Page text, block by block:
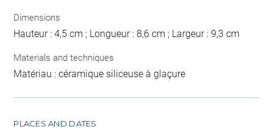
Dimensions
Hauteur : 4,5 cm ; Longueur : 8,6 cm ; Largeur : 9,3 cm
Materials and techniques
Matériau : céramique siliceuse à glaçure
PLACES AND DATES